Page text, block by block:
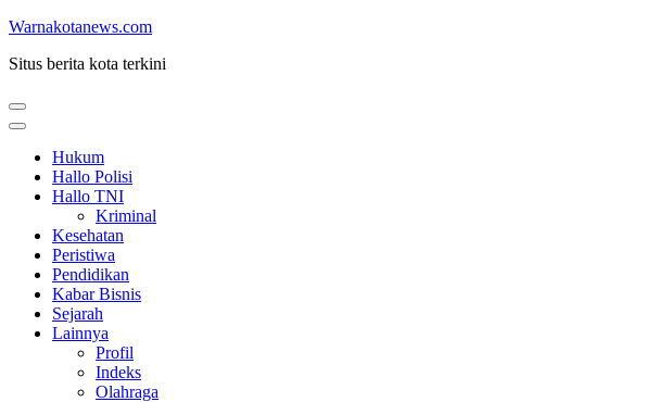
Lompat
konten
Enter)
Warnakotanews.com
Situs berita kota terkini
Hukum
Hallo Polisi
Hallo TNI
Kriminal
Kesehatan
Peristiwa
Pendidikan
Kabar Bisnis
Sejarah
Lainnya
Profil
Indeks
Olahraga